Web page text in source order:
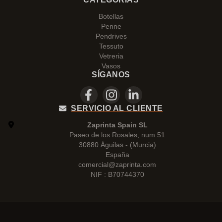
Botellas
Penne
Pendrives
Tessuto
Vetreria
Vasos
SÍGANOS
SERVICIO AL CLIENTE
Zaprinta Spain SL
Paseo de los Rosales, num 51
30880 Águilas - (Murcia)
España
comercial@zaprinta.com
NIF : B70744370